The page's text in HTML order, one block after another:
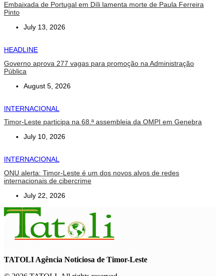
Embaixada de Portugal em Díli lamenta morte de Paula Ferreira
Pinto
July 13, 2026
HEADLINE
Governo aprova 277 vagas para promoção na Administração
Pública
August 5, 2026
INTERNACIONAL
Timor-Leste participa na 68.ª assembleia da OMPI em Genebra
July 10, 2026
INTERNACIONAL
ONU alerta: Timor-Leste é um dos novos alvos de redes
internacionais de cibercrime
July 22, 2026
TATOLI Agência Noticiosa de Timor-Leste